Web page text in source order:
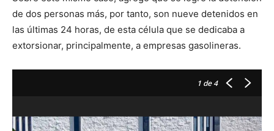
de dos personas más, por tanto, son nueve detenidos en
las últimas 24 horas, de esta célula que se dedicaba a
extorsionar, principalmente, a empresas gasolineras.
1 de 4